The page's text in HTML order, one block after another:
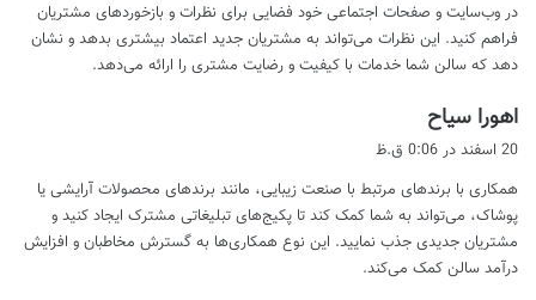
:
در وب‌سایت و صفحات اجتماعی خود فضایی برای نظرات و بازخوردهای مشتریان
فراهم کنید. این نظرات می‌تواند به مشتریان جدید اعتماد بیشتری بدهد و نشان
دهد که سالن شما خدمات با کیفیت و رضایت مشتری را ارائه می‌دهد.
اهورا سیاح
ف
:
20 اسفند در 0:06 ق.ظ
همکاری با برندهای مرتبط با صنعت زیبایی، مانند برندهای محصولات آرایشی یا
پوشاک، می‌تواند به شما کمک کند تا پکیج‌های تبلیغاتی مشترک ایجاد کنید و
مشتریان جدیدی جذب نمایید. این نوع همکاری‌ها به گسترش مخاطبان و افزایش
درآمد سالن کمک می‌کند.